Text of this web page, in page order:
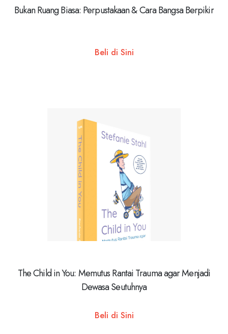
Bukan Ruang Biasa: Perpustakaan & Cara Bangsa Berpikir
Beli di Sini
The Child in You: Memutus Rantai Trauma agar Menjadi
Dewasa Seutuhnya
Beli di Sini